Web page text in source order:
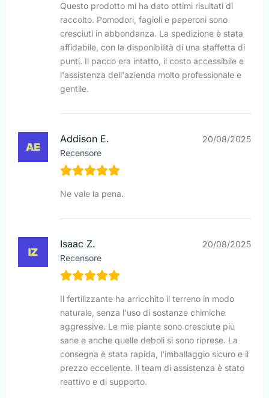
Questo prodotto mi ha dato ottimi risultati di
raccolto. Pomodori, fagioli e peperoni sono
cresciuti in abbondanza. La spedizione è stata
affidabile, con la disponibilità di una staffetta di
punti. Il pacco era intatto, il costo accessibile e
l'assistenza dell'azienda molto professionale e
gentile.
Addison E.
Recensore
20/08/2025
Ne vale la pena.
Isaac Z.
Recensore
20/08/2025
Il fertilizzante ha arricchito il terreno in modo
naturale, senza l'uso di sostanze chimiche
aggressive. Le mie piante sono cresciute più
sane e anche quelle deboli si sono riprese. La
consegna è stata rapida, l'imballaggio sicuro e il
prezzo eccellente. Il team di assistenza è stato
reattivo e di supporto.